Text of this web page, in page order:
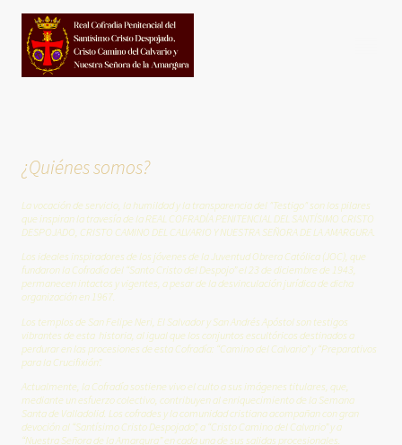
¿Quiénes somos?
La vocación de servicio, la humildad y la transparencia del "Testigo" son los pilares
que inspiran la travesía de la REAL COFRADÍA PENITENCIAL DEL SANTÍSIMO CRISTO
DESPOJADO, CRISTO CAMINO DEL CALVARIO Y NUESTRA SEÑORA DE LA AMARGURA.
Los ideales inspiradores de los jóvenes de la Juventud Obrera Católica (JOC), que
fundaron la Cofradía del “Santo Cristo del Despojo” el 23 de diciembre de 1943,
permanecen intactos y vigentes, a pesar de la desvinculación jurídica de dicha
organización en 1967.
Los templos de San Felipe Neri, El Salvador y San Andrés Apóstol son testigos
vibrantes de esta historia, al igual que los conjuntos escultóricos destinados a
perdurar en las procesiones de esta Cofradía: “Camino del Calvario” y “Preparativos
para la Crucifixión”.
Actualmente, la Cofradía sostiene vivo el culto a sus imágenes titulares, que,
mediante un esfuerzo colectivo, contribuyen al enriquecimiento de la Semana
Santa de Valladolid. Los cofrades y la comunidad cristiana acompañan con gran
devoción al “Santísimo Cristo Despojado”, a “Cristo Camino del Calvario” y a
“Nuestra Señora de la Amargura” en cada una de sus salidas procesionales.